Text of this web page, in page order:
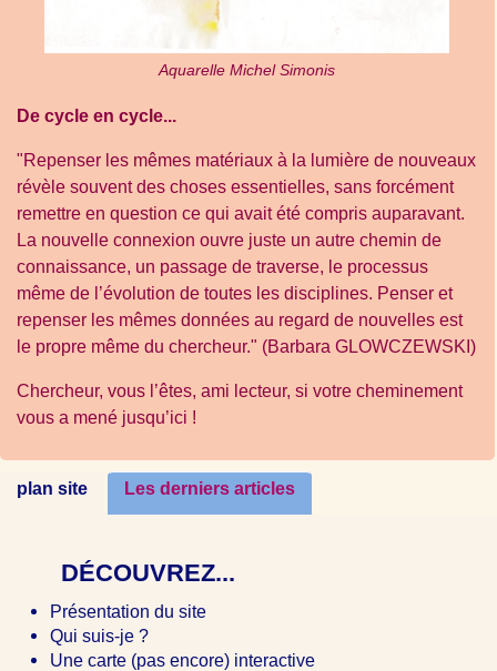
Aquarelle Michel Simonis
De cycle en cycle...
"Repenser les mêmes matériaux à la lumière de nouveaux
révèle souvent des choses essentielles, sans forcément
remettre en question ce qui avait été compris auparavant.
La nouvelle connexion ouvre juste un autre chemin de
connaissance, un passage de traverse, le processus
même de l’évolution de toutes les disciplines. Penser et
repenser les mêmes données au regard de nouvelles est
le propre même du chercheur." (Barbara GLOWCZEWSKI)
Chercheur, vous l’êtes, ami lecteur, si votre cheminement
vous a mené jusqu’ici !
plan site Les derniers articles
DÉCOUVREZ...
Présentation du site
Qui suis-je ?
Une carte (pas encore) interactive